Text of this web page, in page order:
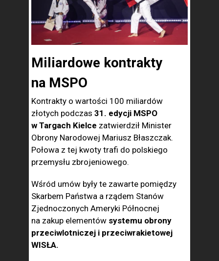
Miliardowe kontrakty
na MSPO
Kontrakty o wartości 100 miliardów
złotych podczas 31. edycji MSPO
w Targach Kielce zatwierdził Minister
Obrony Narodowej Mariusz Błaszczak.
Połowa z tej kwoty trafi do polskiego
przemysłu zbrojeniowego.
Wśród umów były te zawarte pomiędzy
Skarbem Państwa a rządem Stanów
Zjednoczonych Ameryki Północnej
na zakup elementów systemu obrony
przeciwlotniczej i przeciwrakietowej
WISŁA.